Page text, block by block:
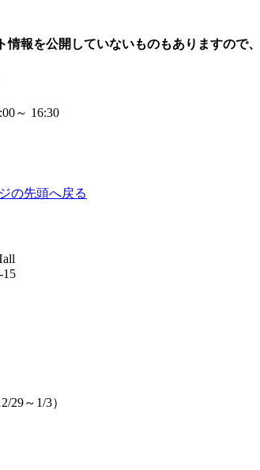
報を公開していないものもありますので、
～ 16:30
の先頭へ戻る
～1/3）